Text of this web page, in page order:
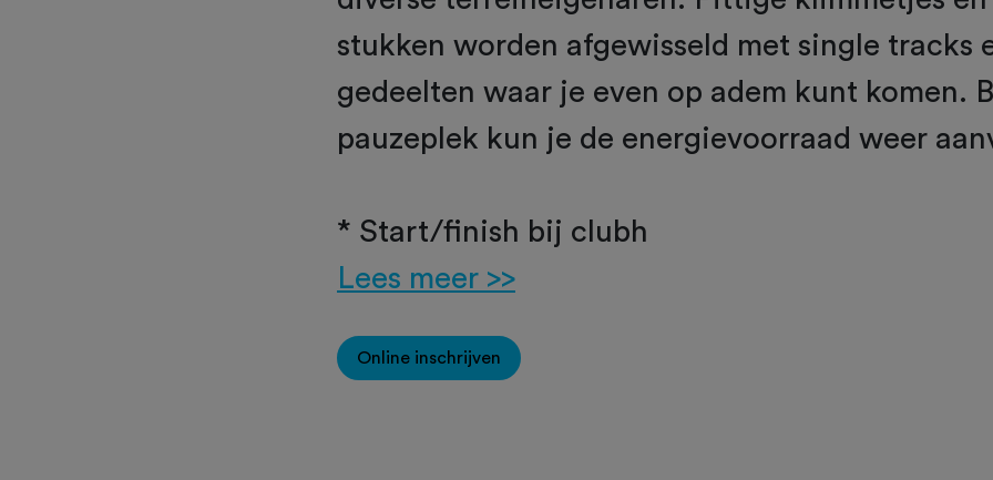
stukken worden afgewisseld met single tracks
gedeelten waar je even op adem kunt komen.
pauzeplek kun je de energievoorraad weer
* Start/finish bij clubh
Lees meer >>
Online inschrijven